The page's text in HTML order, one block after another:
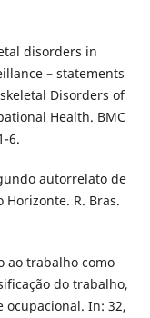
disorders in
– statements
Disorders of
Health. BMC
6.
autorrelato de
R. Bras.
ao trabalho como
do trabalho,
ocupacional. In: 32,